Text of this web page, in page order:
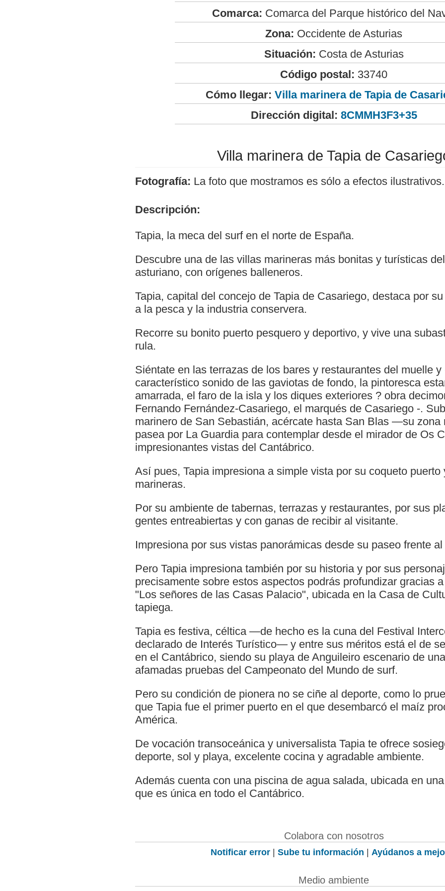
Comarca: Comarca del Parque histórico del
Zona: Occidente de Asturias
Situación: Costa de Asturias
Código postal: 33740
Cómo llegar: Villa marinera de Tapia de
Dirección digital: 8CMMH3F3+35
Villa marinera de Tapia de
Fotografía: La foto que mostramos es sólo a efectos ilustrativos.
Descripción:
Tapia, la meca del surf en el norte de España.
Descubre una de las villas marineras más bonitas y turísticas
asturiano, con orígenes balleneros.
Tapia, capital del concejo de Tapia de Casariego, destaca por
a la pesca y la industria conservera.
Recorre su bonito puerto pesquero y deportivo, y vive una
rula.
Siéntate en las terrazas de los bares y restaurantes del muelle
característico sonido de las gaviotas de fondo, la pintoresca
amarrada, el faro de la isla y los diques exteriores ? obra
Fernando Fernández-Casariego, el marqués de Casariego -.
marinero de San Sebastián, acércate hasta San Blas —su
pasea por La Guardia para contemplar desde el mirador de Os
impresionantes vistas del Cantábrico.
Así pues, Tapia impresiona a simple vista por su coqueto puerto
marineras.
Por su ambiente de tabernas, terrazas y restaurantes, por sus
gentes entreabiertas y con ganas de recibir al visitante.
Impresiona por sus vistas panorámicas desde su paseo frente
Pero Tapia impresiona también por su historia y por sus
precisamente sobre estos aspectos podrás profundizar gracias
"Los señores de las Casas Palacio", ubicada en la Casa de
tapiega.
Tapia es festiva, céltica —de hecho es la cuna del Festival
declarado de Interés Turístico— y entre sus méritos está el de
en el Cantábrico, siendo su playa de Anguileiro escenario de
afamadas pruebas del Campeonato del Mundo de surf.
Pero su condición de pionera no se ciñe al deporte, como lo
que Tapia fue el primer puerto en el que desembarcó el maíz
América.
De vocación transoceánica y universalista Tapia te ofrece
deporte, sol y playa, excelente cocina y agradable ambiente.
Además cuenta con una piscina de agua salada, ubicada en
que es única en todo el Cantábrico.
Colabora con nosotros
Notificar error | Sube tu información | Ayúdanos a
Medio ambiente